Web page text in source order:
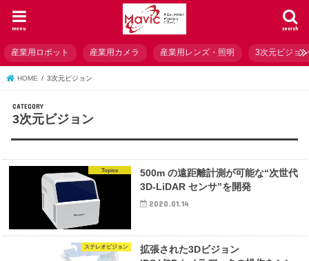
search
menu
産業用ロボット 産業用カメラ 産業用レンズ・照明 3次元ビジョ
HOME 3次元ビジョン
3次元ビジョン
Topics
500m の遠距離計測が可能な“次世代
3D-LiDAR センサ”を開発
2020.01.14
ステレオビジョン
拡張された3Dビジョン